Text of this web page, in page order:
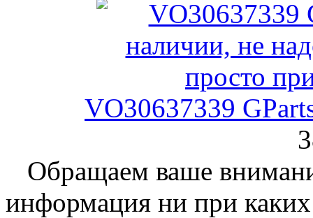
VO30637339
Обращаем ваше
информация ни при каких